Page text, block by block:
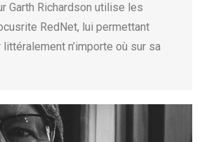
Garth Richardson utilise les
RedNet, lui permettant
littéralement n’importe où sur sa